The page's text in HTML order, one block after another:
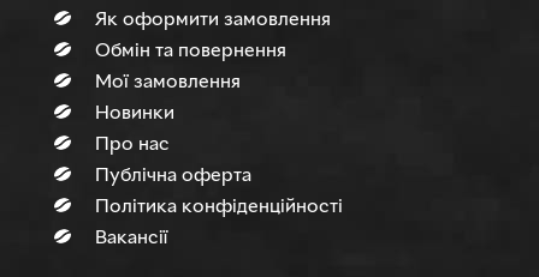
Як оформити замовлення
Обмін та повернення
Мої замовлення
Новинки
Про нас
Публічна оферта
Політика конфіденційності
Вакансії